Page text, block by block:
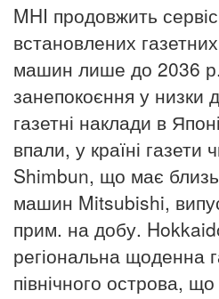
MHI продовжить
встановлених
машин лише до 2036
занепокоєння у низки
газетні наклади в
впали, у країні газети
Shimbun, що має
машин Mitsubishi,
прим. на добу.
регіональна щоденна
північного острова,